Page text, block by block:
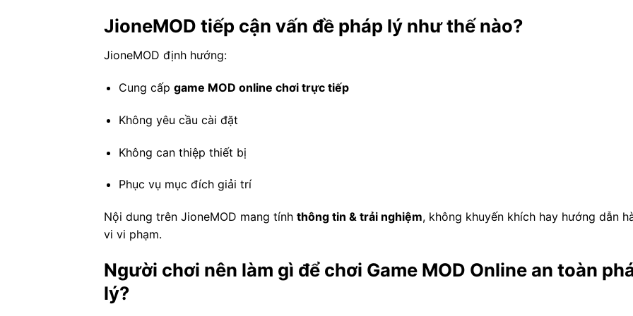
JioneMOD tiếp cận vấn đề pháp lý như thế nào?
JioneMOD định hướng:
Cung cấp game MOD online chơi trực tiếp
Không yêu cầu cài đặt
Không can thiệp thiết bị
Phục vụ mục đích giải trí
Nội dung trên JioneMOD mang tính thông tin & trải nghiệm, không khuyến khích hay hướng dẫn
vi vi phạm.
Người chơi nên làm gì để chơi Game MOD Online an toàn
lý?